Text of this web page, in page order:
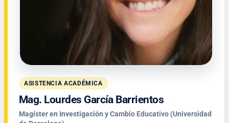
ASISTENCIA ACADÉMICA
Mag. Lourdes García Barrientos
Magíster en Investigación y Cambio Educativo (Universidad